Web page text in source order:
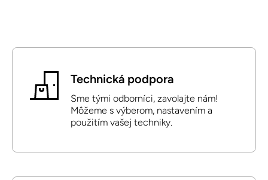
Technická podpora
Sme tými odborníci, zavolajte nám!
Môžeme s výberom, nastavením a
použitím vašej techniky.